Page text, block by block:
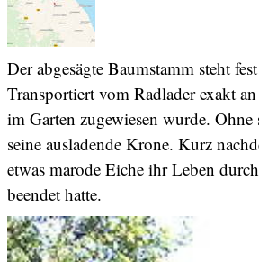
Der abgesägte Baumstamm steht
Transportiert vom Radlader exakt
im Garten zugewiesen wurde.
seine ausladende Krone. Kurz
etwas marode Eiche ihr Leben
beendet hatte.